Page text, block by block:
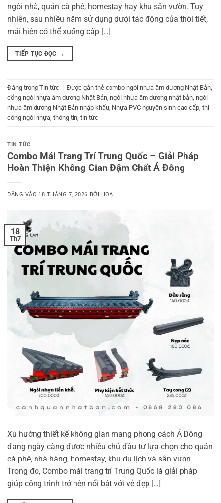
ngôi nhà, quán cà phê, homestay hay khu sân vườn. Tuy
nhiên, sau nhiều năm sử dụng dưới tác động của thời tiết,
mái hiên có thể xuống cấp […]
TIẾP TỤC ĐỌC →
Đăng trong Tin tức | Được gắn thẻ combo ngói nhựa âm dương Nhật Bản
cổng ngói nhựa âm dương Nhật Bản ngói nhựa âm dương nhật bản ngói
nhựa âm dương Nhật Bản nhập khẩu Nhựa PVC nguyên sinh cao cấp thi
công ngói nhựa thông tin tin tức
TIN TỨC
Combo Mái Trang Trí Trung Quốc – Giải Pháp
Hoàn Thiện Không Gian Đậm Chất Á Đông
ĐĂNG VÀO 18 THÁNG 7, 2026 BỞI HOA
18
Th7
Xu hướng thiết kế không gian mang phong cách Á Đông
đang ngày càng được nhiều chủ đầu tư lựa chọn cho quán
cà phê, nhà hàng, homestay, khu du lịch và sân vườn.
Trong đó, Combo mái trang trí Trung Quốc là giải pháp
giúp công trình trở nên nổi bật với vẻ đẹp […]